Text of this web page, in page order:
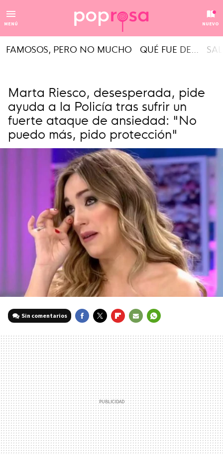
MENÚ NUEVO
FAMOSOS, PERO NO MUCHO QUÉ FUE DE...
Marta Riesco, desesperada, pide
ayuda a la Policía tras sufrir un
fuerte ataque de ansiedad: "No
puedo más, pido protección"
Sin comentarios
MAIL